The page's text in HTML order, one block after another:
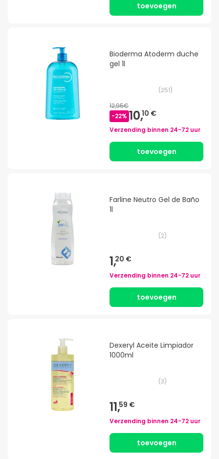
toevoegen
Bioderma Atoderm duche
gel 1l
(251)
12,95€
-22% 10,10 €
Verzending binnen 24-72 uur
toevoegen
Farline Neutro Gel de Baño
1l
(2)
1,20 €
Verzending binnen 24-72 uur
toevoegen
Dexeryl Aceite Limpiador
1000ml
(3)
11,59 €
Verzending binnen 24-72 uur
toevoegen